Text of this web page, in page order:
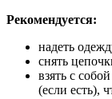
Рекомендуется:
надеть
снять
взять с
(если есть),